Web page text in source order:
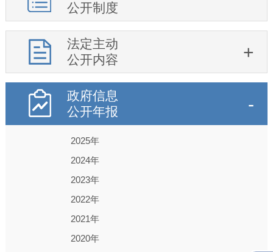
公开制度
法定主动
公开内容
政府信息
公开年报
2025年
2024年
2023年
2022年
2021年
2020年